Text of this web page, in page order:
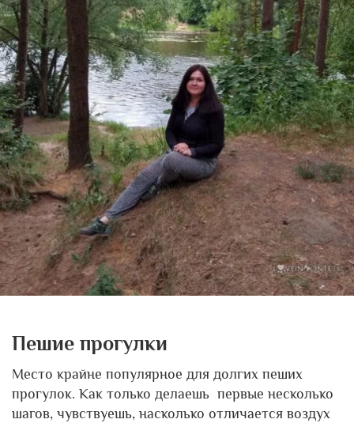
Пешие прогулки
Место крайне популярное для долгих пеших
прогулок. Как только делаешь первые несколько
шагов, чувствуешь, насколько отличается воздух